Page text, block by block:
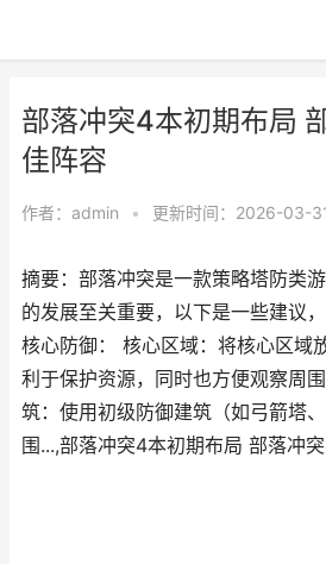
部落冲突4本初期布局
佳阵容
作者： admin • 更新时间：2026-03-
摘要：部落冲突是一款策略塔防类
的发展至关重要，以下是一些建议
核心防御： 核心区域：将核心区域
利于保护资源，同时也方便观察周
筑：使用初级防御建筑（如弓箭塔、
围...,部落冲突4本初期布局 部落冲